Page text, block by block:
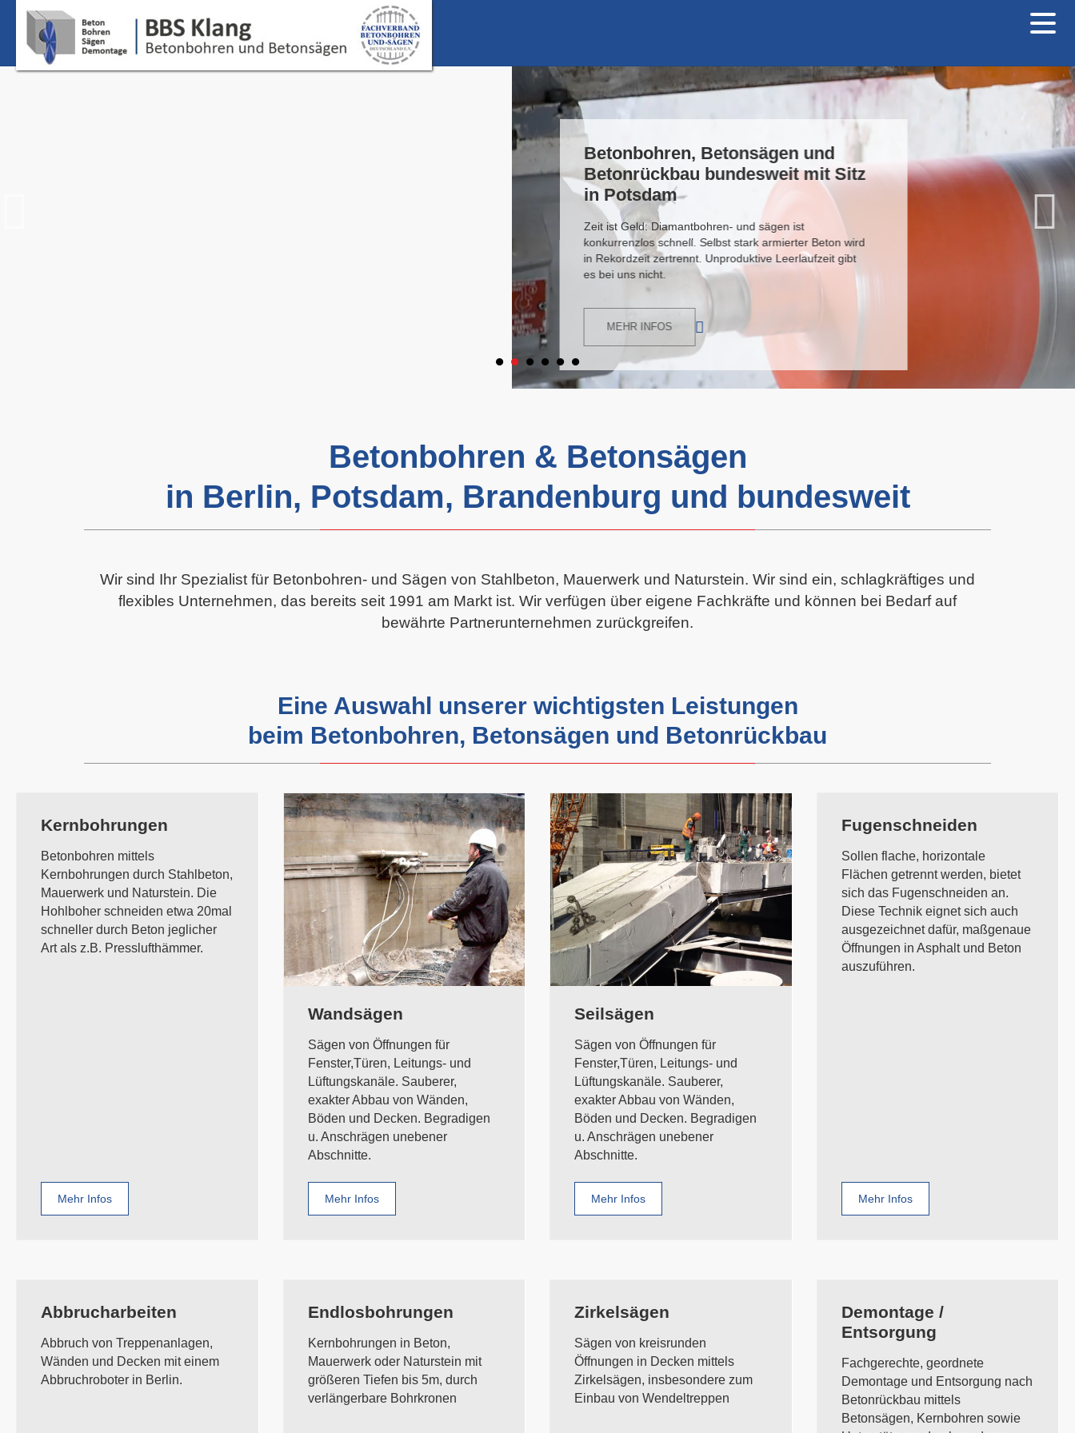
• • • • • •
Betonbohren & Betonsägen
in Berlin, Potsdam, Brandenburg und bundesweit
Wir sind Ihr Spezialist für Betonbohren- und Sägen von Stahlbeton, Mauerwerk und Naturstein. Wir sind ein, schlagkräftiges und
flexibles Unternehmen, das bereits seit 1991 am Markt ist. Wir verfügen über eigene Fachkräfte und können bei Bedarf auf
bewährte Partnerunternehmen zurückgreifen.
Eine Auswahl unserer wichtigsten Leistungen
beim Betonbohren, Betonsägen und Betonrückbau
Kernbohrungen
Betonbohren mittels
Kernbohrungen durch Stahlbeton,
Mauerwerk und Naturstein. Die
Hohlboher schneiden etwa 20mal
schneller durch Beton jeglicher
Art als z.B. Presslufthämmer.
Mehr Infos
Wandsägen
Sägen von Öffnungen für
Fenster,Türen, Leitungs- und
Lüftungskanäle. Sauberer,
exakter Abbau von Wänden,
Böden und Decken. Begradigen
u. Anschrägen unebener
Abschnitte.
Mehr Infos
Seilsägen
Sägen von Öffnungen für
Fenster,Türen, Leitungs- und
Lüftungskanäle. Sauberer,
exakter Abbau von Wänden,
Böden und Decken. Begradigen
u. Anschrägen unebener
Abschnitte.
Mehr Infos
Fugenschneiden
Sollen flache, horizontale
Flächen getrennt werden, bietet
sich das Fugenschneiden an.
Diese Technik eignet sich auch
ausgezeichnet dafür, maßgenaue
Öffnungen in Asphalt und Beton
auszuführen.
Mehr Infos
Abbrucharbeiten
Abbruch von Treppenanlagen,
Wänden und Decken mit einem
Abbruchroboter in Berlin.
Endlosbohrungen
Kernbohrungen in Beton,
Mauerwerk oder Naturstein mit
größeren Tiefen bis 5m, durch
verlängerbare Bohrkronen
Zirkelsägen
Sägen von kreisrunden
Öffnungen in Decken mittels
Zirkelsägen, insbesondere zum
Einbau von Wendeltreppen
Demontage /
Entsorgung
Fachgerechte, geordnete
Demontage und Entsorgung nach
Betonrückbau mittels
Betonsägen, Kernbohren sowie